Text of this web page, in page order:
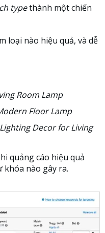
typethành một chiến
loại nào hiệu quả, và dễ
Room Lamp
Floor Lamp
Lighting Decor for Living
quảng cáo hiệu quả
khóa nào gây ra.